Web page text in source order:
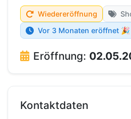
Wiedereröffnung
Vor 3 Monaten eröffnet 🎉
Eröffnung:
Kontaktdaten